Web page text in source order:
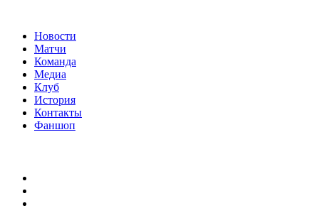
Новости
Матчи
Команда
Медиа
Клуб
История
Контакты
Фаншоп